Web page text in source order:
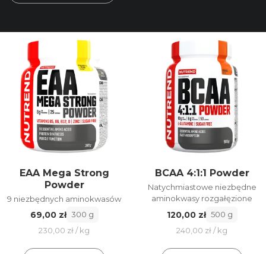
EAA Mega Strong
Powder
9 niezbędnych aminokwasów
69,00 zł 300 g
230,00 zł / kg
BCAA 4:1:1 Powder
Natychmiastowe niezbędne
aminokwasy rozgałęzione
120,00 zł 500 g
240,00 zł / kg